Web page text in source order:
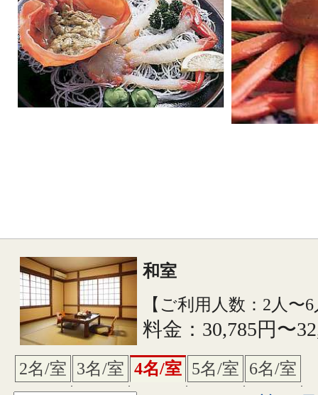
和室
【ご利用人数：2人〜
料金：30,785円〜
2名/室 3名/室 4名/室 5名/室 6名/室